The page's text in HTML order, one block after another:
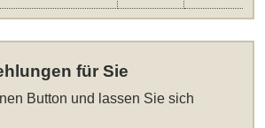
für Sie
Button und lassen Sie sich